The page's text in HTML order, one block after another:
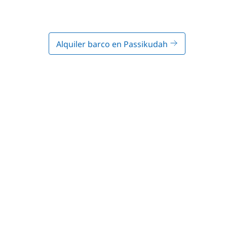
Alquiler barco en Passikudah